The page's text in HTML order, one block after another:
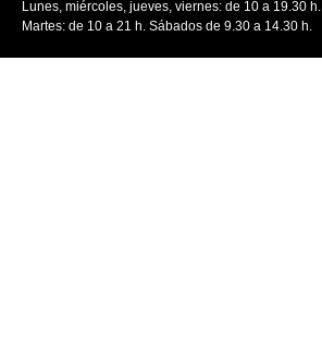
Lunes, miércoles, jueves, viernes: de 10 a 19.30 h.
Martes: de 10 a 21 h. Sábados de 9.30 a 14.30 h.